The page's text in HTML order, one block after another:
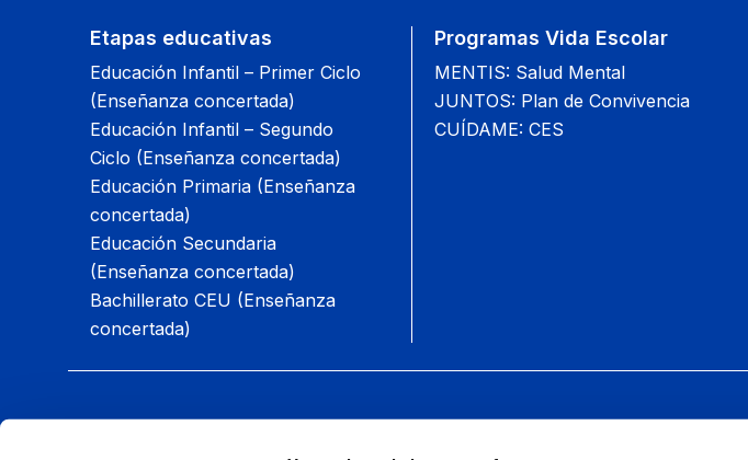
Etapas educativas
Educación Infantil – Primer Ciclo
(Enseñanza concertada)
Educación Infantil – Segundo
Ciclo (Enseñanza concertada)
Educación Primaria (Enseñanza
concertada)
Educación Secundaria
(Enseñanza concertada)
Bachillerato CEU (Enseñanza
concertada)
Programas Vida Escolar
MENTIS: Salud Mental
JUNTOS: Plan de Convivencia
CUÍDAME: CES